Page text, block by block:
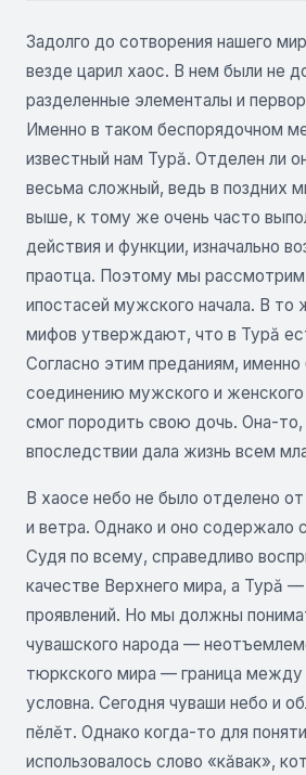
Задолго до сотворения нашего
везде царил хаос. В нем были не
разделенные элементалы и
Именно в таком беспорядочном
известный нам Турă. Отделен ли
весьма сложный, ведь в поздних
выше, к тому же очень часто
действия и функции, изначально
праотца. Поэтому мы рассмотрим
ипостасей мужского начала. В то
мифов утверждают, что в Турă
Согласно этим преданиям, именно
соединению мужского и жен­ского
смог породить свою дочь. Она-то,
впоследствии дала жизнь всем
В хаосе небо не было отделено
и ветра. Однако и оно содержало
Судя по всему, справед­ливо
качестве Верхнего мира, а Турă —
проявлений. Но мы должны
чувашского народа —
тюркского мира — граница между
условна. Сегодня чуваши небо и
пĕлĕт. Однако когда-то для
использовалось слово «кăвак»,